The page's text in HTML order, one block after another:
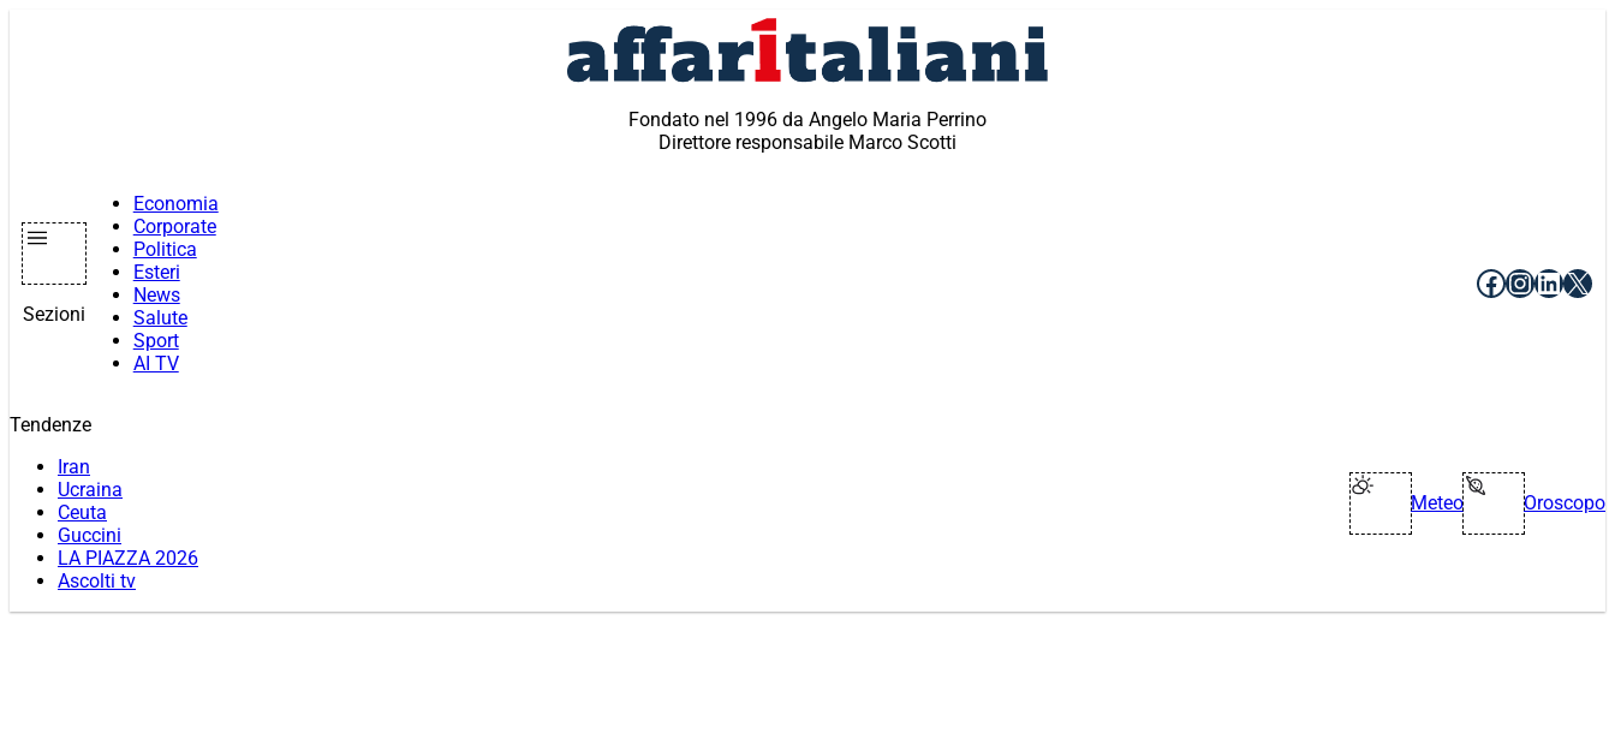
Fondato nel 1996 da Angelo Maria Perrino
Direttore responsabile Marco Scotti
Sezioni
Economia
Corporate
Politica
Esteri
News
Salute
Sport
AI TV
Facebook
X
Tendenze
Iran
Ucraina
Ceuta
Guccini
LA PIAZZA 2026
Ascolti tv
Meteo Oroscopo